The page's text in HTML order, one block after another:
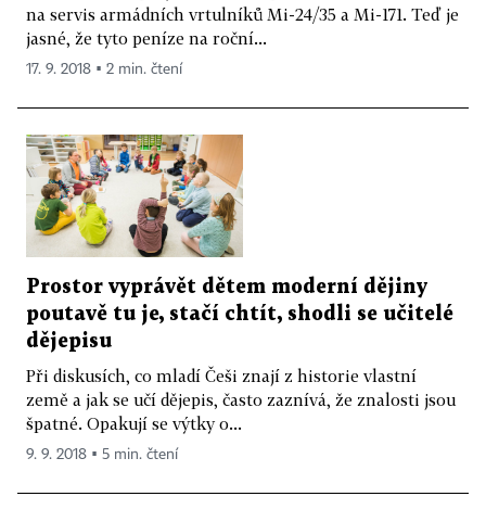
na servis armádních vrtulníků Mi-24/35 a Mi-171. Teď je
jasné, že tyto peníze na roční...
17. 9. 2018 ▪ 2 min. čtení
Prostor vyprávět dětem moderní dějiny
poutavě tu je, stačí chtít, shodli se učitelé
dějepisu
Při diskusích, co mladí Češi znají z historie vlastní
země a jak se učí dějepis, často zaznívá, že znalosti jsou
špatné. Opakují se výtky o...
9. 9. 2018 ▪ 5 min. čtení